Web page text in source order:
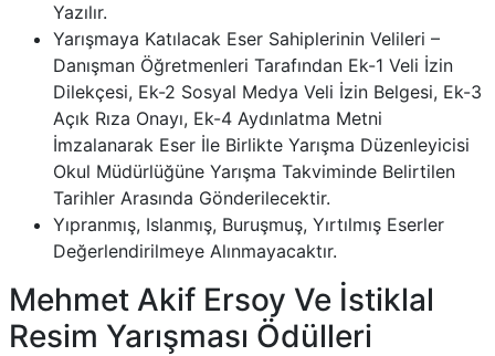
Yazılır.
Yarışmaya Katılacak Eser Sahiplerinin Velileri –
Danışman Öğretmenleri Tarafından Ek-1 Veli İzin
Dilekçesi, Ek-2 Sosyal Medya Veli İzin Belgesi, Ek-3
Açık Rıza Onayı, Ek-4 Aydınlatma Metni
İmzalanarak Eser İle Birlikte Yarışma Düzenleyicisi
Okul Müdürlüğüne Yarışma Takviminde Belirtilen
Tarihler Arasında Gönderilecektir.
Yıpranmış, Islanmış, Buruşmuş, Yırtılmış Eserler
Değerlendirilmeye Alınmayacaktır.
Mehmet Akif Ersoy Ve İstiklal
Resim Yarışması Ödülleri